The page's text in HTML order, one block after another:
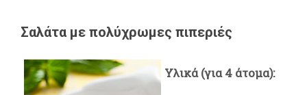
Σαλάτα με πολύχρωμες πιπεριές
Υλικά (για 4 άτομα):